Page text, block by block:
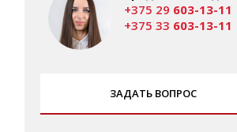
+375 29 603-13-11
+375 33 603-13-11
ЗАДАТЬ ВОПРОС